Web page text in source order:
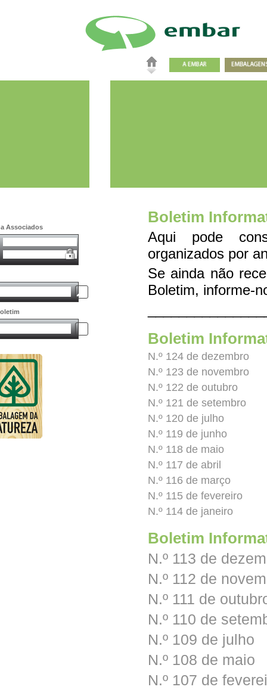
Associados
Boletim
Aqui pode
organizados por
Se ainda não
Boletim, informe-
Boletim
N.º 124 de dezembro
N.º 123 de novembro
N.º 122 de outubro
N.º 121 de setembro
N.º 120 de julho
N.º 119 de junho
N.º 118 de maio
N.º 117 de abril
N.º 116 de março
N.º 115 de fevereiro
N.º 114 de janeiro
Boletim
N.º 113 de
N.º 112 de
N.º 111 de
N.º 110 de
N.º 109 de julho
N.º 108 de maio
N.º 107 de